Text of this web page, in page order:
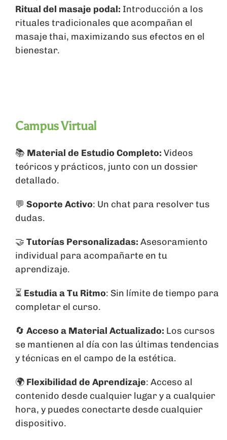
Ritual del masaje podal: Introducción a los
rituales tradicionales que acompañan el
masaje thai, maximizando sus efectos en el
bienestar.
Campus Virtual
📚 Material de Estudio Completo: Videos
teóricos y prácticos, junto con un dossier
detallado.
💬 Soporte Activo: Un chat para resolver tus
dudas.
🤝 Tutorías Personalizadas: Asesoramiento
individual para acompañarte en tu
aprendizaje.
⏳ Estudia a Tu Ritmo: Sin límite de tiempo para
completar el curso.
🔄 Acceso a Material Actualizado: Los cursos
se mantienen al día con las últimas tendencias
y técnicas en el campo de la estética.
🌍Flexibilidad de Aprendizaje: Acceso al
contenido desde cualquier lugar y a cualquier
hora, y puedes conectarte desde cualquier
dispositivo.